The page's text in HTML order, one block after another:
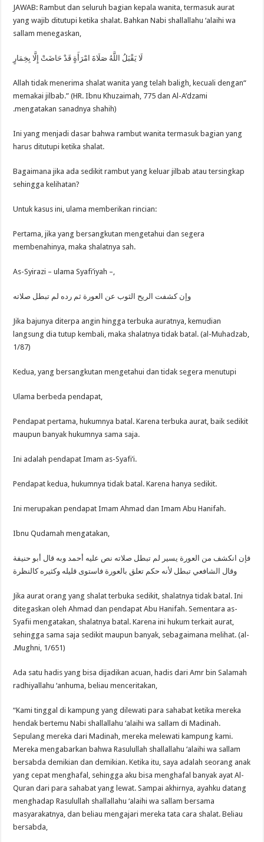
JAWAB: Rambut dan seluruh bagian kepala wanita, termasuk aurat
yang wajib ditutupi ketika shalat. Bahkan Nabi shallallahu ‘alaihi wa
sallam menegaskan,
لَا يَقْبَلُ اللَّهُ صَلَاةَ امْرَأَةٍ قَدْ حَاضَتْ إِلَّا بِخِمَارٍ
“Allah tidak menerima shalat wanita yang telah baligh, kecuali dengan
memakai jilbab.” (HR. Ibnu Khuzaimah, 775 dan Al-A’dzami
mengatakan sanadnya shahih).
Ini yang menjadi dasar bahwa rambut wanita termasuk bagian yang
harus ditutupi ketika shalat.
Bagaimana jika ada sedikit rambut yang keluar jilbab atau tersingkap
sehingga kelihatan?
Untuk kasus ini, ulama memberikan rincian:
Pertama, jika yang bersangkutan mengetahui dan segera
membenahinya, maka shalatnya sah.
As-Syirazi – ulama Syafi’iyah –,
وإن كشفت الريح الثوب عن العورة ثم رده لم تبطل صلاته
Jika bajunya diterpa angin hingga terbuka auratnya, kemudian
langsung dia tutup kembali, maka shalatnya tidak batal. (al-Muhadzab,
1/87)
Kedua, yang bersangkutan mengetahui dan tidak segera menutupi
Ulama berbeda pendapat,
Pendapat pertama, hukumnya batal. Karena terbuka aurat, baik sedikit
maupun banyak hukumnya sama saja.
Ini adalah pendapat Imam as-Syafi’i.
Pendapat kedua, hukumnya tidak batal. Karena hanya sedikit.
Ini merupakan pendapat Imam Ahmad dan Imam Abu Hanifah.
Ibnu Qudamah mengatakan,
فإن انكشف من العورة يسير لم تبطل صلاته نص عليه أحمد وبه قال أبو حنيفة
وقال الشافعي تبطل لأنه حكم تعلق بالعورة فاستوى قليله وكثيره كالنظرة
Jika aurat orang yang shalat terbuka sedikit, shalatnya tidak batal. Ini
ditegaskan oleh Ahmad dan pendapat Abu Hanifah. Sementara as-
Syafii mengatakan, shalatnya batal. Karena ini hukum terkait aurat,
sehingga sama saja sedikit maupun banyak, sebagaimana melihat. (al-
Mughni, 1/651).
Ada satu hadis yang bisa dijadikan acuan, hadis dari Amr bin Salamah
radhiyallahu ‘anhuma, beliau menceritakan,
“Kami tinggal di kampung yang dilewati para sahabat ketika mereka
hendak bertemu Nabi shallallahu ‘alaihi wa sallam di Madinah.
Sepulang mereka dari Madinah, mereka melewati kampung kami.
Mereka mengabarkan bahwa Rasulullah shallallahu ‘alaihi wa sallam
bersabda demikian dan demikian. Ketika itu, saya adalah seorang anak
yang cepat menghafal, sehingga aku bisa menghafal banyak ayat Al-
Quran dari para sahabat yang lewat. Sampai akhirnya, ayahku datang
menghadap Rasulullah shallallahu ‘alaihi wa sallam bersama
masyarakatnya, dan beliau mengajari mereka tata cara shalat. Beliau
bersabda,